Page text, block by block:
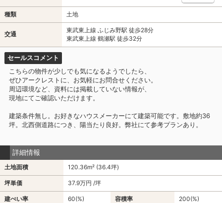
種類 土地
交通
東武東上線 ふじみ野駅 徒歩28分
東武東上線 鶴瀬駅 徒歩32分
セールスコメント
こちらの物件が少しでも気になるようでしたら、
ぜひアークレストに、お気軽にお問合せください。
周辺環境など、資料には掲載していない情報が、
現地にてご確認いただけます。
建築条件無し。お好きなハウスメーカーにて建築可能です。敷地約36
坪。北西側道路につき、陽当たり良好。弊社にて参考プランあり。
詳細情報
土地面積 120.36m² (36.4坪)
坪単価 37.9万円 /坪
建ぺい率 60(%) 容積率 200(%)